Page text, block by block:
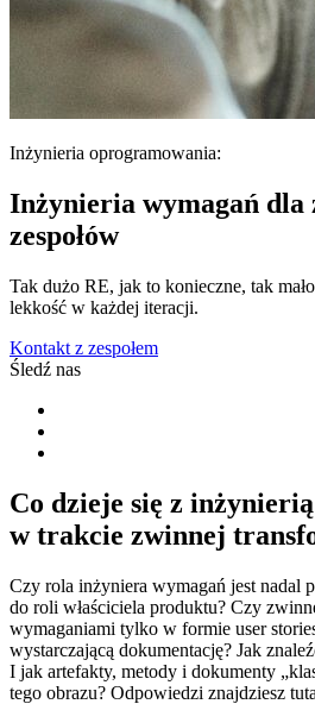
Inżynieria oprogramowania:
Inżynieria wymagań dla
zespołów
Tak dużo RE, jak to konieczne, tak
lekkość w każdej iteracji.
Kontakt z zespołem
Śledź nas
Co dzieje się z
w trakcie zwinnej
Czy rola inżyniera wymagań jest nadal
do roli właściciela produktu? Czy
wymaganiami tylko w formie user
wystarczającą dokumentację? Jak
I jak artefakty, metody i dokumenty
tego obrazu? Odpowiedzi znajdziesz